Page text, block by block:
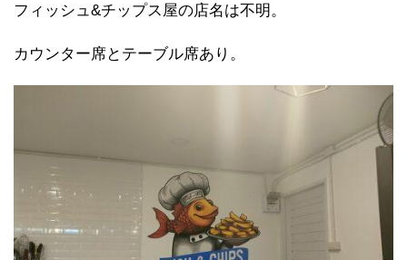
フィッシュ&チップス屋の店名は不明。
カウンター席とテーブル席あり。